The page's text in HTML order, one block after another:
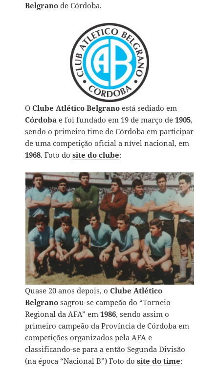
Belgrano de Córdoba.
OClube Atlético Belgranoestá sediado em
Córdoba e foi fundado em 19 de março de1905,
sendo o primeiro time de Córdoba em participar
de uma competição oficial a nível nacional, em
1968. Foto dosite do clube:
Quase 20 anos depois, oClube Atlético
Belgranosagrou-se campeão do “Torneio
Regional da AFA” em1986, sendo assim o
primeiro campeão da Província de Córdoba em
competições organizados pela AFA e
classificando-se para a então Segunda Divisão
(na época “Nacional B”) Foto dosite do time: